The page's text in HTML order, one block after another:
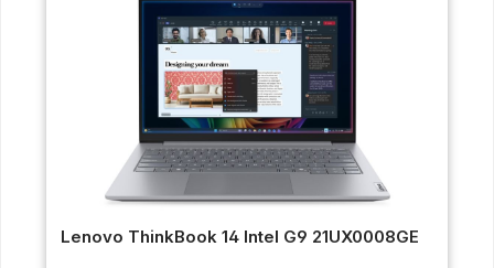
Lenovo ThinkBook 14 Intel G9 21UX0008GE